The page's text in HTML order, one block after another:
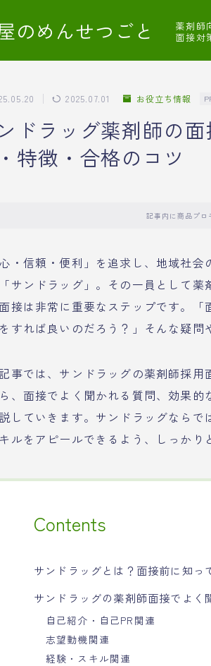
のめんせつごと
薬剤師
面接対
2025.07.01 お役立ち情報
ドラッグ薬剤師の
特徴・合格のコツ
記事内に商品プロ
心・信頼・便利」を追求し、地域社
サンドラッグ」。その一員として薬
接は非常に重要なステップです。
すれば良いのだろう？」そんな疑問
事では、サンドラッグの薬剤師採
、面接でよく聞かれる質問、効果
していきます。サンドラッグなら
ルをアピールできるよう、しっかり
Contents
サンドラッグとは？面接前に知っ
サンドラッグの薬剤師面接でよく
自己紹介・自己PR関連
志望動機関連
経験・スキル関連